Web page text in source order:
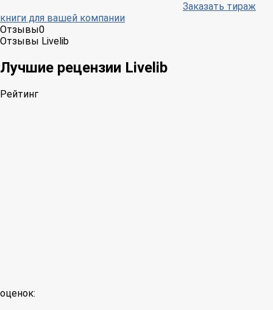
Заказать тираж
книги для вашей компании
Отзывы0
Отзывы Livelib
Лучшие рецензии Livelib
Рейтинг
оценок: